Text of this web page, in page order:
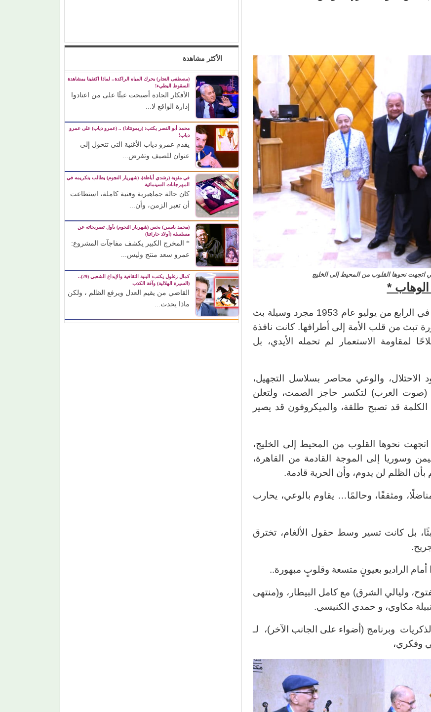
اتجهت نحوها القلوب من المحيط إلى الخليج
*
) عند انطلاقها في الرابع من يوليو عام 1953 مجرد وسيلة بث
تبث من قلب الأمة إلى أطرافها. كانت نافذة
لمقاومة الاستعمار لم تحمله الأيدي، بل
الاحتلال، والوعي محاصر بسلاسل التجهيل،
(صوت العرب) لتكسر حاجز الصمت، ولتعلن
قد تصبح طلقة، والميكروفون قد يصير
نحوها القلوب من المحيط إلى الخليج،
وسوريا إلى الموجة القادمة من القاهرة،
الظلم لن يدوم، وأن الحرية قادمة.
ومثقفًا، وحالمًا… يقاوم بالوعي، يحارب
بل كانت تسير وسط حقول الألغام، تخترق
الراديو بعيونٍ متسعة وقلوبٍ مبهورة..
وليالي الشرق) مع كامل البيطار، و(منتهى
مكاوي، و حمدي الكنيسي.
وبرنامج (أضواء على الجانب الآخر)، لـ
وفكري،
الأكثر مشاهدة
(مصطفى النجار) يحرك المياه الراكدة.. لماذا اكتفينا بمشاهدة
السقوط البطيء!
الأفكار الجادة أصبحت عبئًا على من اعتادوا
إدارة الواقع لا...
محمد أبو النصر يكتب: (ريمونتادا) .. (عمرو دياب) على عمرو
دياب!
يقدم عمرو دياب الأغنية التي تتحول إلى
عنوان للصيف وتفرض...
في مئوية (رشدي أباظة)، (شهريار النجوم) يطالب بتكريمه في
المهرجانات السينمائية
كان حالة جماهيرية وفنية كاملة، استطاعت
أن تعبر الزمن، وأن...
(محمد ياسين) يخص (شهريار النجوم) بأول تصريحاته عن
مسلسله (أولاد حاراتنا)
* المخرج الكبير يكشف مفاجآت المشروع:
عمرو سعد منتج وليس...
كمال زغلول يكتب: البنية الثقافية والإبداع الشعبي (29)..
(السيرة الهلالية) وآفة الكذب
القاضي من يقيم العدل ويرفع الظلم ، ولكن
ماذا يحدث...